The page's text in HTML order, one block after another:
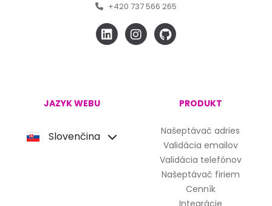
+420 737 566 265
JAZYK WEBU
Slovenčina
PRODUKT
Našeptávač adries
Validácia emailov
Validácia telefónov
Našeptávač firiem
Cenník